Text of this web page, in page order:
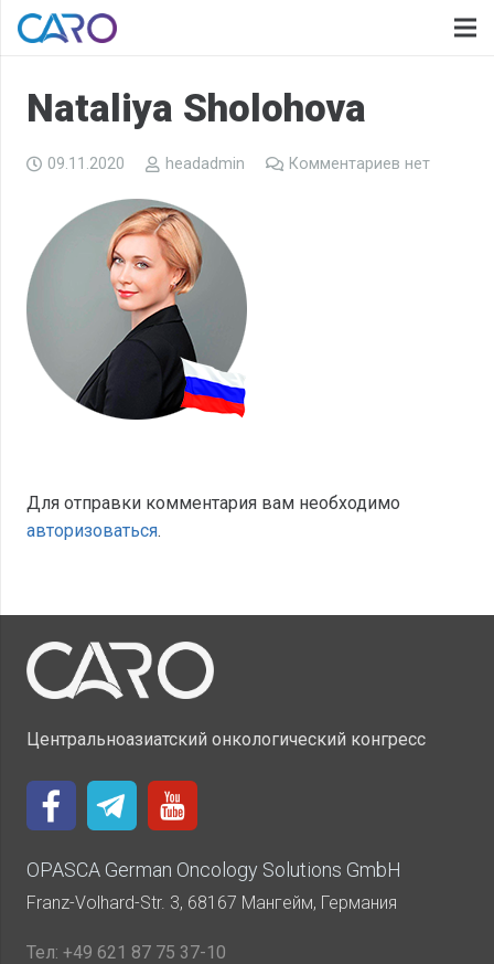
Nataliya Sholohova
09.11.2020 headadmin Комментариев нет
Для отправки комментария вам необходимо
авторизоваться.
Центральноазиатский онкологический конгресс
OPASCA German Oncology Solutions GmbH
Franz-Volhard-Str. 3, 68167 Мангейм, Германия
Тел: +49 621 87 75 37-10